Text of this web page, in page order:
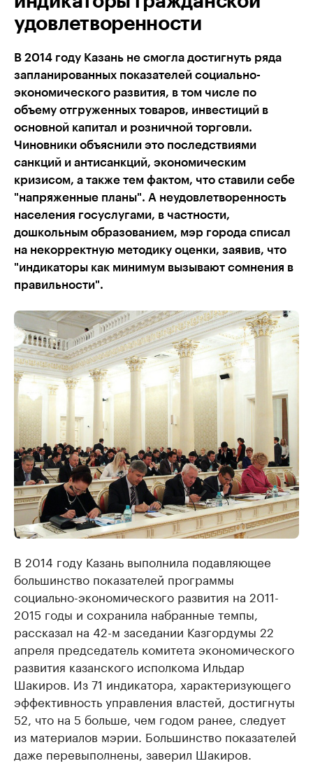
удовлетворенности
В 2014 году Казань не смогла достигнуть ряда
запланированных показателей социально-
экономического развития, в том числе по
объему отгруженных товаров, инвестиций в
основной капитал и розничной торговли.
Чиновники объяснили это последствиями
санкций и антисанкций, экономическим
кризисом, а также тем фактом, что ставили себе
"напряженные планы". А неудовлетворенность
населения госуслугами, в частности,
дошкольным образованием, мэр города списал
на некорректную методику оценки, заявив, что
"индикаторы как минимум вызывают сомнения в
правильности".
В 2014 году Казань выполнила подавляющее
большинство показателей программы
социально-экономического развития на 2011-
2015 годы и сохранила набранные темпы,
рассказал на 42-м заседании Казгордумы 22
апреля председатель комитета экономического
развития казанского исполкома Ильдар
Шакиров. Из 71 индикатора, характеризующего
эффективность управления властей, достигнуты
52, что на 5 больше, чем годом ранее, следует
из материалов мэрии. Большинство показателей
даже перевыполнены, заверил Шакиров.